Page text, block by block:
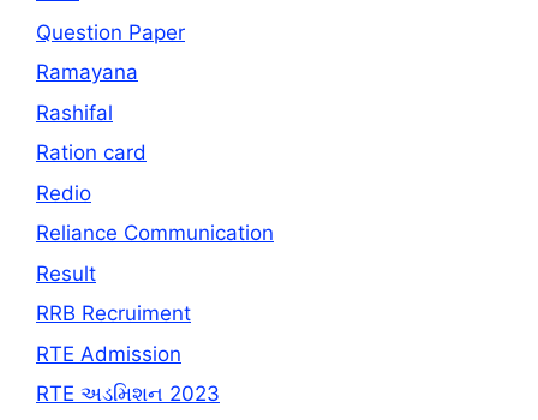
Question Paper
Ramayana
Rashifal
Ration card
Redio
Reliance Communication
Result
RRB Recruiment
RTE Admission
RTE અડમિશન 2023